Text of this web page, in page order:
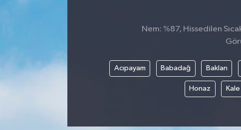
Nem: %87, Hissedilen
Acıpayam Babadağ Baklan
Honaz Kale